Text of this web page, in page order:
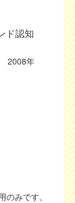
ド認知
2008年
みです。